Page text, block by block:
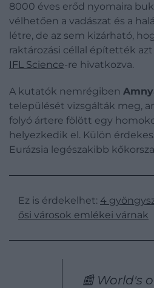
8000 éves erőd nyomaira
vélhetően a vadászat és a
létre, de az sem kizárható,
raktározási céllal építették azt
IFL Science-re hivatkozva.
A kutatók nemrégiben
települését vizsgálták meg,
folyó ártere fölött egy
helyezkedik el. Külön
Eurázsia legészakibb
Ez is érdekelhet: 4
ősi városok emlékei várnak
📰 World's